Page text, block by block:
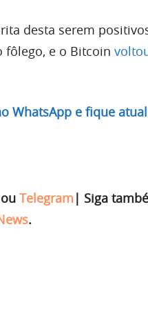
desta serem
fôlego, e o Bitcoin
WhatsApp e fique
ou Telegram | Siga
.